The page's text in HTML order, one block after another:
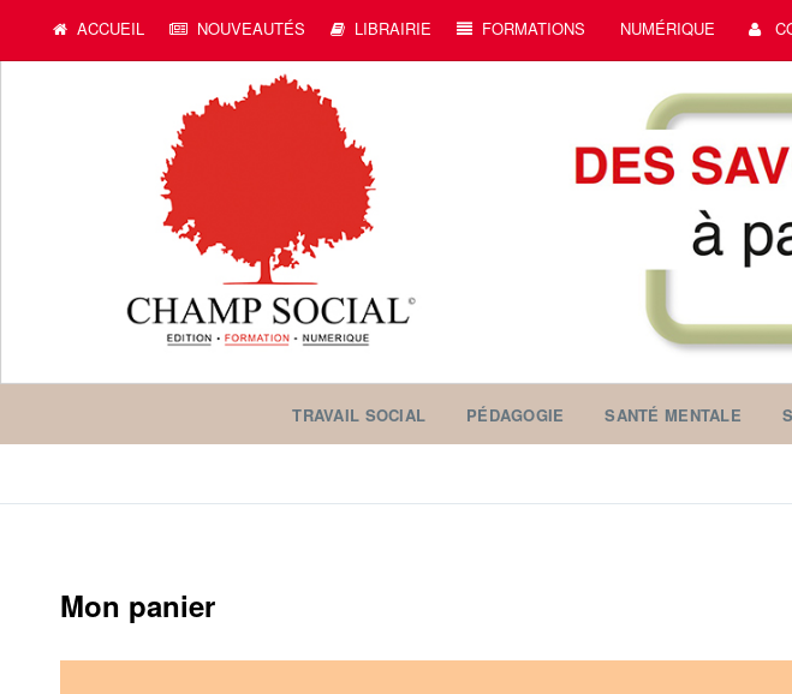
ACCUEIL NOUVEAUTÉS LIBRAIRIE FORMATIONS NUMÉRIQUE
TRAVAIL SOCIAL PÉDAGOGIE SANTÉ MENTALE
Mon panier